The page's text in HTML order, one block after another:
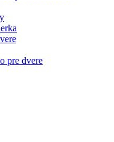
pre dvere